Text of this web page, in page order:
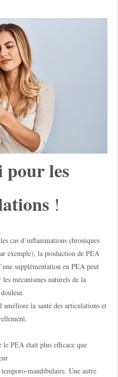
pour les
!
cas d’inflammations chroniques
exemple), la production de PEA
supplémentation en PEA peut
mécanismes naturels de la
la santé des articulations et
le PEA était plus efficace que
mandibulaire. Une autre